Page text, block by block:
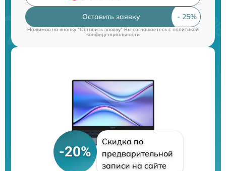
Оставить заявку
Нажимая на кнопку "Оставить заявку" Вы соглашаетесь cполитикой
конфиденциальности
-20%
Скидка по
предварительной
записи на сайте